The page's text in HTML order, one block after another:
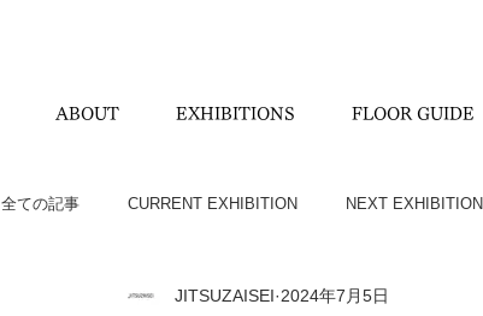
ABOUT EXHIBITIONS FLOOR GUIDE
全ての記事 CURRENT EXHIBITION NEXT EXHIBITION
HARU BLOG JITSUZAISEI 2024年7月5日